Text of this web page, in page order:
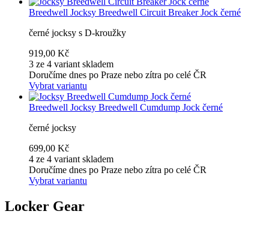
Breedwell Jocksy Breedwell Circuit Breaker Jock černé
černé jocksy s D-kroužky
919,00 Kč
3 ze 4 variant skladem
Doručíme dnes po Praze nebo zítra po celé ČR
Vybrat variantu
Breedwell Jocksy Breedwell Cumdump Jock černé
černé jocksy
699,00 Kč
4 ze 4 variant skladem
Doručíme dnes po Praze nebo zítra po celé ČR
Vybrat variantu
Locker Gear